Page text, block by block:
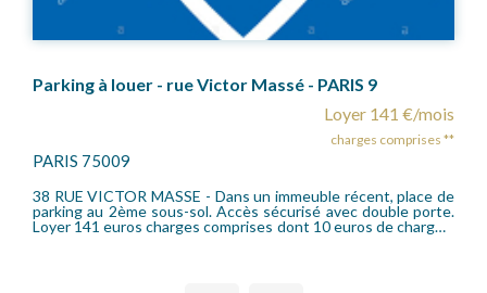
Parking à louer - rue Victor Massé - PARIS 9
Loyer 141 €/mois
charges comprises **
PARIS 75009
38 RUE VICTOR MASSE - Dans un immeuble récent, place de
parking au 2ème sous-sol. Accès sécurisé avec double porte.
Loyer 141 euros charges comprises dont 10 euros de charges.